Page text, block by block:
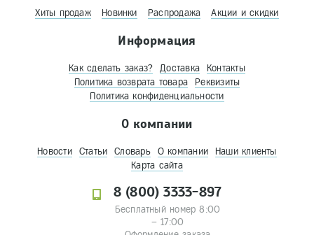
Хиты продаж Новинки Распродажа Акции и скидки
Информация
Как сделать заказ? Доставка
Контакты
Политика возврата товара
Реквизиты
Политика конфиденциальности
О компании
Новости Статьи Словарь О компании
Наши клиенты
Карта сайта
8 (800) 3333-897
Бесплатный номер 8:00
– 17:00